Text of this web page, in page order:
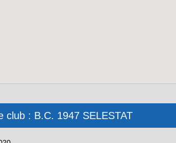
club : B.C. 1947 SELESTAT